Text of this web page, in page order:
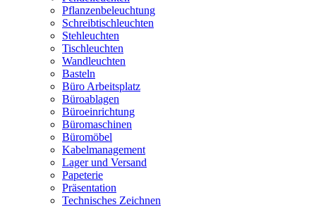
Pflanzenbeleuchtung
Schreibtischleuchten
Stehleuchten
Tischleuchten
Wandleuchten
Basteln
Büro Arbeitsplatz
Büroablagen
Büroeinrichtung
Büromaschinen
Büromöbel
Kabelmanagement
Lager und Versand
Papeterie
Präsentation
Technisches Zeichnen